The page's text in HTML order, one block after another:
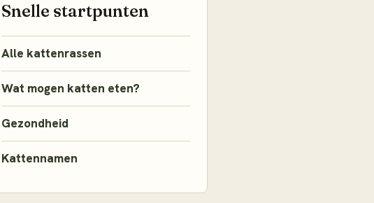
Snelle startpunten
Alle kattenrassen
Wat mogen katten eten?
Gezondheid
Kattennamen